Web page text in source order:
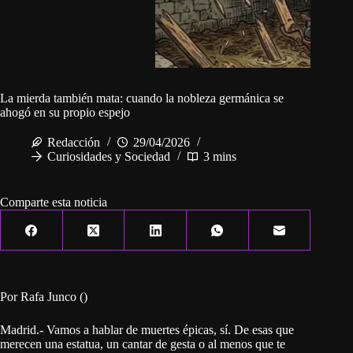
La mierda también mata: cuando la nobleza germánica se
ahogó en su propio espejo
Redacción
29/04/2026
Curiosidades y Sociedad
3 mins
Comparte esta noticia
Por Rafa Junco ()
Madrid.- Vamos a hablar de muertes épicas, sí. De esas que
merecen una estatua, un cantar de gesta o al menos que te